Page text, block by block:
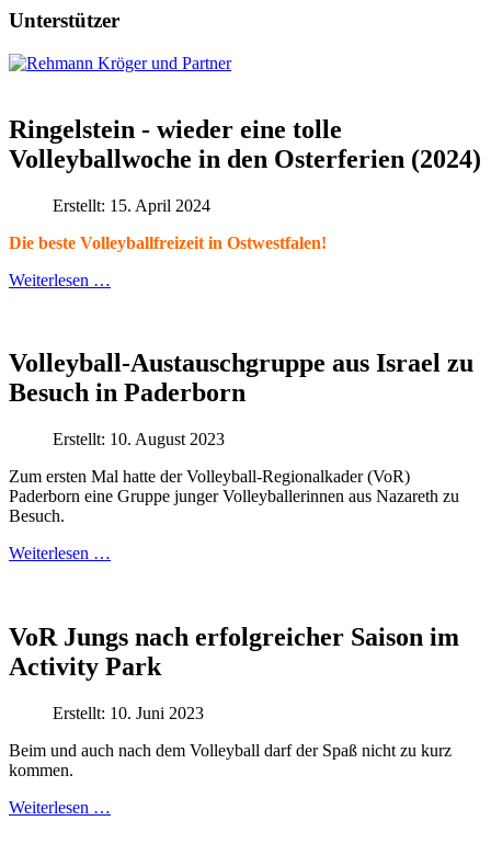
Unterstützer
Ringelstein - wieder eine tolle
Volleyballwoche in den Osterferien (2024)
Erstellt: 15. April 2024
Die beste Volleyballfreizeit in Ostwestfalen!
Weiterlesen …
Volleyball-Austauschgruppe aus Israel zu
Besuch in Paderborn
Erstellt: 10. August 2023
Zum ersten Mal hatte der Volleyball-Regionalkader (VoR)
Paderborn eine Gruppe junger Volleyballerinnen aus Nazareth zu
Besuch.
Weiterlesen …
VoR Jungs nach erfolgreicher Saison im
Activity Park
Erstellt: 10. Juni 2023
Beim und auch nach dem Volleyball darf der Spaß nicht zu kurz
kommen.
Weiterlesen …